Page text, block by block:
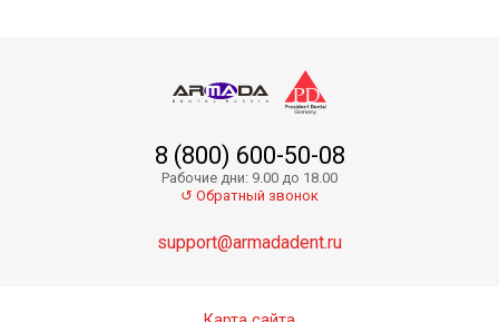
8 (800) 600-50-08
Рабочие дни: 9.00 до 18.00
↺ Обратный звонок
support@armadadent.ru